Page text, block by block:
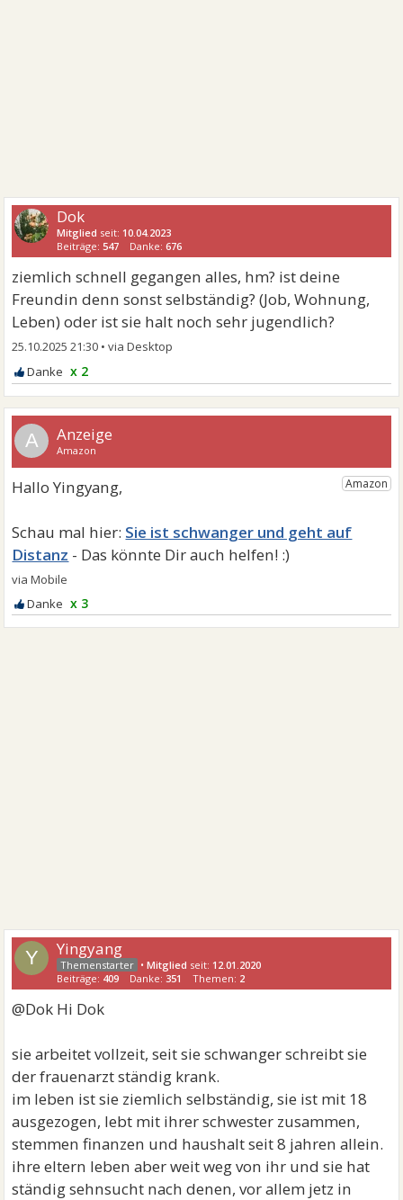
Dok
Mitglied seit: 10.04.2023
Beiträge:547 Danke:676
ziemlich schnell gegangen alles, hm? ist deine
Freundin denn sonst selbständig? (Job, Wohnung,
Leben) oder ist sie halt noch sehr jugendlich?
25.10.2025 21:30 •
x 2
A
Sie ist schwanger und geht auf
Distanz
x 3
Y Yingyang
•Mitglied seit: 12.01.2020
Beiträge: 409 Danke:351 Themen: 2
@Dok Hi Dok
sie arbeitet vollzeit, seit sie schwanger schreibt sie
der frauenarzt ständig krank.
im leben ist sie ziemlich selbständig, sie ist mit 18
ausgezogen, lebt mit ihrer schwester zusammen,
stemmen finanzen und haushalt seit 8 jahren allein.
ihre eltern leben aber weit weg von ihr und sie hat
ständig sehnsucht nach denen, vor allem jetz in